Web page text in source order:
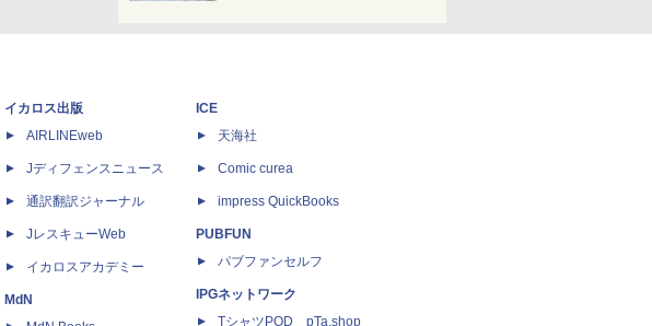
イカロス出版
AIRLINEweb
Jディフェンスニュース
通訳翻訳ジャーナル
JレスキューWeb
イカロスアカデミー
MdN
ICE
天海社
Comic curea
impress QuickBooks
PUBFUN
パブファンセルフ
IPGネットワーク
TシャツPOD pTa.shop